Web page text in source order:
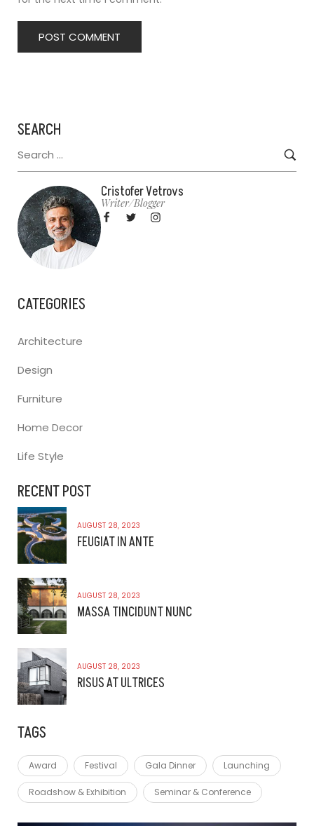
SEARCH
Cristofer Vetrovs
Writer/blogger
CATEGORIES
Architecture
Design
Furniture
Home Decor
Life Style
RECENT POST
AUGUST 28, 2023
FEUGIAT IN ANTE
AUGUST 28, 2023
MASSA TINCIDUNT NUNC
AUGUST 28, 2023
RISUS AT ULTRICES
TAGS
Award Festival Gala Dinner Launching
Roadshow & Exhibition Seminar & Conference